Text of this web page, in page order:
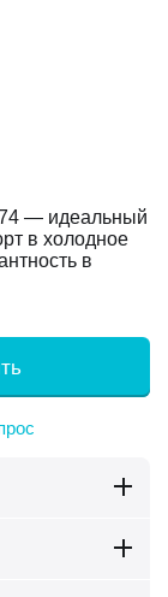
— идеальный
в холодное
в